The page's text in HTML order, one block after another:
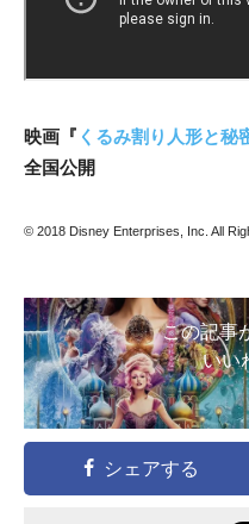
映画『 くるみ割り人形と秘
全国公開
© 2018 Disney Enterprises, Inc. All
この記事
いい
シェアする